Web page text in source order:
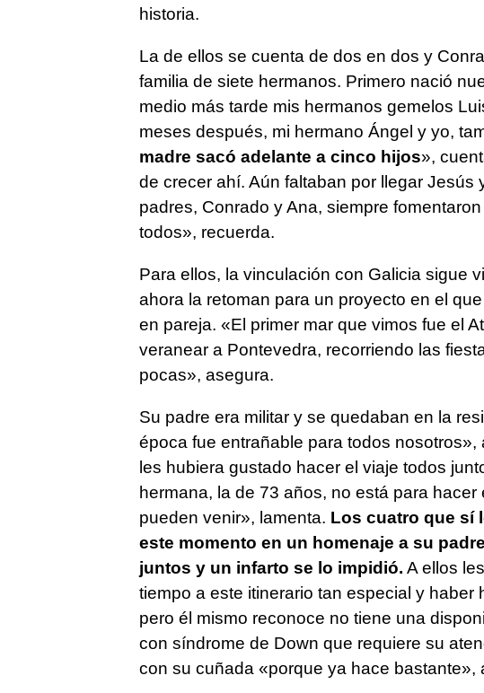
historia.
La de ellos se cuenta de dos en dos y
familia de siete hermanos. Primero nació
medio más tarde mis hermanos gemelos
meses después, mi hermano Ángel y yo,
madre sacó adelante a cinco hijos»,
de crecer ahí. Aún faltaban por llegar Jesús
padres, Conrado y Ana, siempre
todos», recuerda.
Para ellos, la vinculación con Galicia sigue
ahora la retoman para un proyecto en el
en pareja. «El primer mar que vimos fue el
veranear a Pontevedra, recorriendo las
pocas», asegura.
Su padre era militar y se quedaban en la
época fue entrañable para todos
les hubiera gustado hacer el viaje todos
hermana, la de 73 años, no está para
pueden venir», lamenta. Los cuatro que sí
este momento en un homenaje a su
juntos y un infarto se lo impidió. A ellos
tiempo a este itinerario tan especial y
pero él mismo reconoce no tiene una
con síndrome de Down que requiere su
con su cuñada «porque ya hace bastante»,